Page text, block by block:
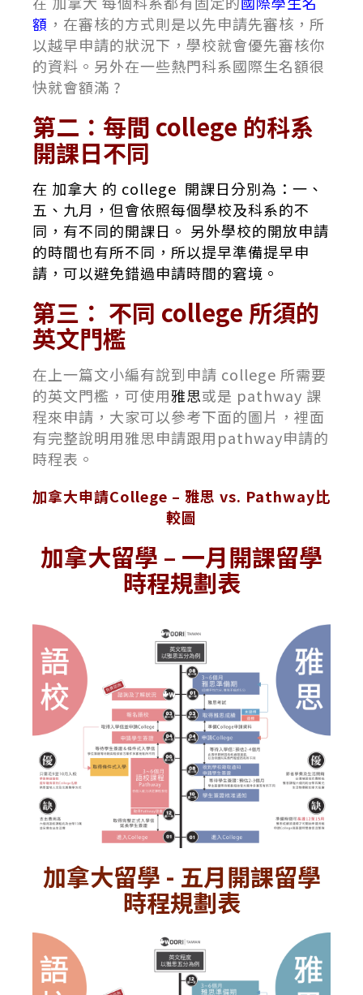
額 ，在審核的方式則是以先申請先審核，所
以越早申請的狀況下，學校就會優先審核你
的資料。另外在一些熱門科系國際生名額很
快就會額滿 ?
第二 ： 每間 college 的科系
開課日不同
在 加拿大 的 college 開課日分別為：一、
五、九月，但會依照每個學校及科系的不
同，有不同的開課日。 另外學校的開放申請
的時間也有所不同，所以提早準備提早申
請，可以避免錯過申請時間的窘境。
第三： 不同 college 所須的
英文門檻
在上一篇文小編有說到申請 college 所需要
的英文門檻，可使用雅思或是 pathway 課
程來申請，大家可以參考下面的圖片，裡面
有完整說明用雅思申請跟用pathway申請的
時程表。
加拿大申請College – 雅思 vs. Pathway比
較圖
加拿大留學 – 一月開課留學
時程規劃表
加拿大留學 - 五月開課留學
時程規劃表